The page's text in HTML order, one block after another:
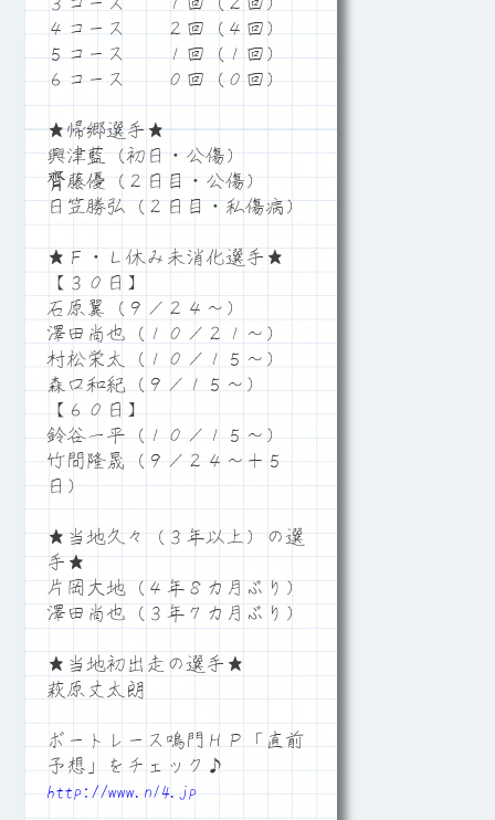
４コース ２回（４回）
５コース １回（１回）
６コース ０回（０回）
★帰郷選手★
興津藍（初日・公傷）
齊藤優（２日目・公傷）
日笠勝弘（２日目・私傷病）
★Ｆ・Ｌ休み未消化選手★
【３０日】
石原翼（９／２４～）
澤田尚也（１０／２１～）
村松栄太（１０／１５～）
森口和紀（９／１５～）
【６０日】
鈴谷一平（１０／１５～）
竹間隆晟（９／２４～＋５
日）
★当地久々（３年以上）の選
手★
片岡大地（４年８カ月ぶり）
澤田尚也（３年７カ月ぶり）
★当地初出走の選手★
萩原丈太朗
ボートレース鳴門ＨＰ「直前
予想」をチェック♪
http://www.n14.jp